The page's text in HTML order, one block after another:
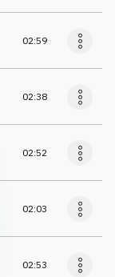
02:59
02:38
02:52
02:03
02:53